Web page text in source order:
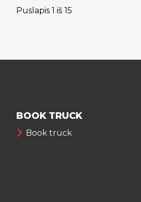
Puslapis 1 iš 15
BOOK TRUCK
Book truck